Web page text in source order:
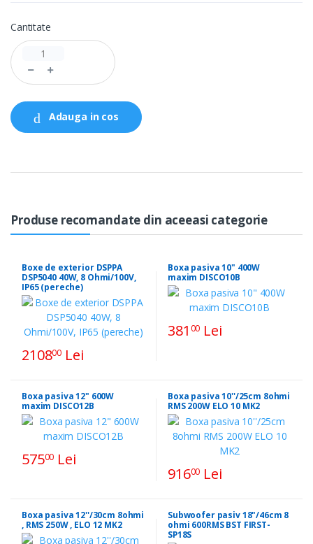
Cantitate
Adauga in cos
Produse recomandate din aceeasi categorie
Boxe de exterior DSPPA
DSP5040 40W, 8 Ohmi/100V,
IP65 (pereche)
210800 Lei
Boxa pasiva 10" 400W
maxim DISCO10B
381 00 Lei
Boxa pasiva 12" 600W
maxim DISCO12B
57500 Lei
Boxa pasiva 10''/25cm 8ohmi
RMS 200W ELO 10 MK2
91600 Lei
Boxa pasiva 12''/30cm 8ohmi
, RMS 250W , ELO 12 MK2
Subwoofer pasiv 18"/46cm 8
ohmi 600RMS BST FIRST-
SP18S